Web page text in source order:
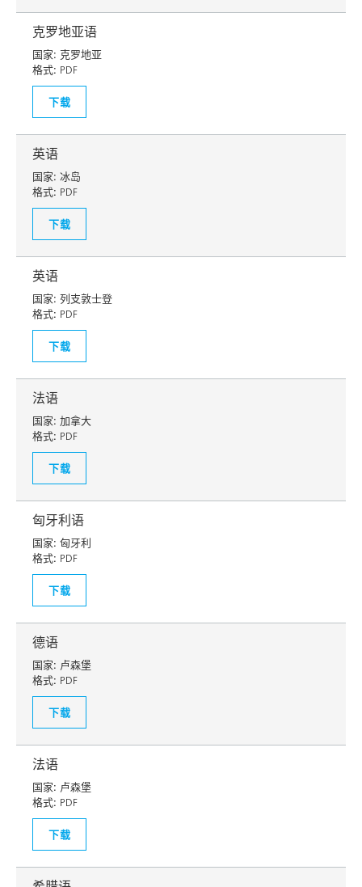
克罗地亚语
国家: 克罗地亚
格式: PDF
下载
英语
国家: 冰岛
格式: PDF
下载
英语
国家: 列支敦士登
格式: PDF
下载
法语
国家: 加拿大
格式: PDF
下载
匈牙利语
国家: 匈牙利
格式: PDF
下载
德语
国家: 卢森堡
格式: PDF
下载
法语
国家: 卢森堡
格式: PDF
下载